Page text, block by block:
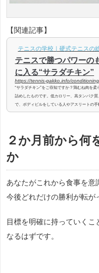
【関連記事】
テニスの学校｜硬式テニスの
テニスで勝つパワー
に入る“サラダチキン”
https://tennis-gakko.info/
“サラダチキン”をご存知ですか？鶏むね肉を
詰めしたものです。低カロリー、高タンパク
で、ボディビルをしている人やアスリートの
す。また、ダイエット食品としても最適なこ
ン”は、セブンイレブンが2013年にサラ...
２か月前から何
か
あなたがこれから食事を意
今後どれだけの勝利が転が
目標を明確に持っていく
なるはずです。